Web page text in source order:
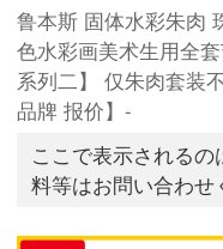
鲁本斯 固体水彩朱肉
色水彩画美术生用全
系列二】 仅朱肉套装
品牌 报价】-
ここで表示される
料等はお問い合わせ